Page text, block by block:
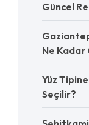
Güncel
Ne Kadar
Yüz
Seçilir?